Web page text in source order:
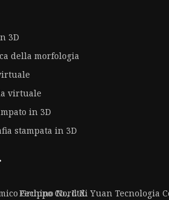
3D
della morfologia
virtuale
in 3D
stampata in 3D
Gruppo Co., Ltd.
Pechino Nord Xi Yuan Tecnologia